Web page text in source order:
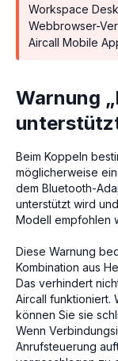
Workspace
Webbrowser-
Aircall Mobile
Warnung
Beim Koppeln
möglicherweise
dem Bluetooth-
unterstützt wird
Modell empfohlen
Diese Warnung
Kombination aus
Das verhindert
Aircall funktioniert.
können Sie sie
Wenn
Anrufsteuerung